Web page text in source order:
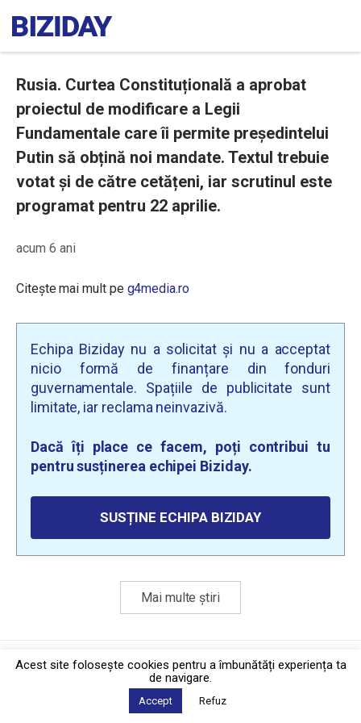
Rusia. Curtea Constituțională a aprobat
proiectul de modificare a Legii
Fundamentale care îi permite președintelui
Putin să obțină noi mandate. Textul trebuie
votat și de către cetățeni, iar scrutinul este
programat pentru 22 aprilie.
acum 6 ani
Citește mai mult pe g4media.ro
Echipa Biziday nu a solicitat și nu a acceptat
nicio formă de finanțare din fonduri
guvernamentale. Spațiile de publicitate sunt
limitate, iar reclama neinvazivă.
Dacă îți place ce facem, poți contribui tu
pentru susținerea echipei Biziday.
SUSȚINE ECHIPA BIZIDAY
Mai multe știri
Politica de confidențialitate·Contact
2026 © Biziday
Acest site foloseşte cookies pentru a îmbunătăți experiența ta
de navigare.
Accept Refuz